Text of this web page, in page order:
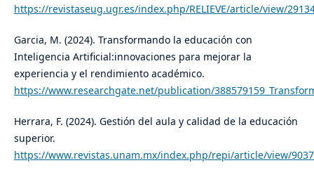
https://revistaseug.ugr.es/index.php/RELIEVE/article/view/
Garcia, M. (2024). Transformando la educación con
Inteligencia Artificial:innovaciones para mejorar la
experiencia y el rendimiento académico.
https://www.researchgate.net/publication/
Herrara, F. (2024). Gestión del aula y calidad de la educación
superior.
https://www.revistas.unam.mx/index.php/repi/article/view/